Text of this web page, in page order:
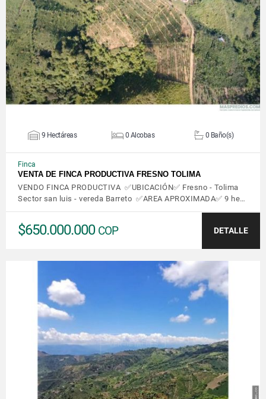
VER DETALLES
9 Hectáreas 0 Alcobas 0 Baño(s)
Finca
VENTA DE FINCA PRODUCTIVA FRESNO TOLIMA
VENDO FINCA PRODUCTIVA ✅UBICACIÓN✅ Fresno - Tolima
Sector san luis - vereda Barreto ✅AREA APROXIMADA✅ 9 he…
$650.000.000 COP DETALLE
VER DETALLES